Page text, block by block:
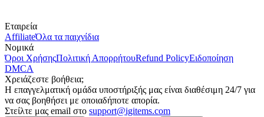
Εταιρεία
AffiliateΌλα τα παιχνίδια
Νομικά
Όροι ΧρήσηςΠολιτική ΑπορρήτουRefund PolicyΕιδοποίηση
DMCA
Χρειάζεστε βοήθεια;
Η επαγγελματική ομάδα υποστήριξής μας είναι διαθέσιμη 24/7 για
να σας βοηθήσει με οποιαδήποτε απορία.
Στείλτε μας email στο support@igitems.com